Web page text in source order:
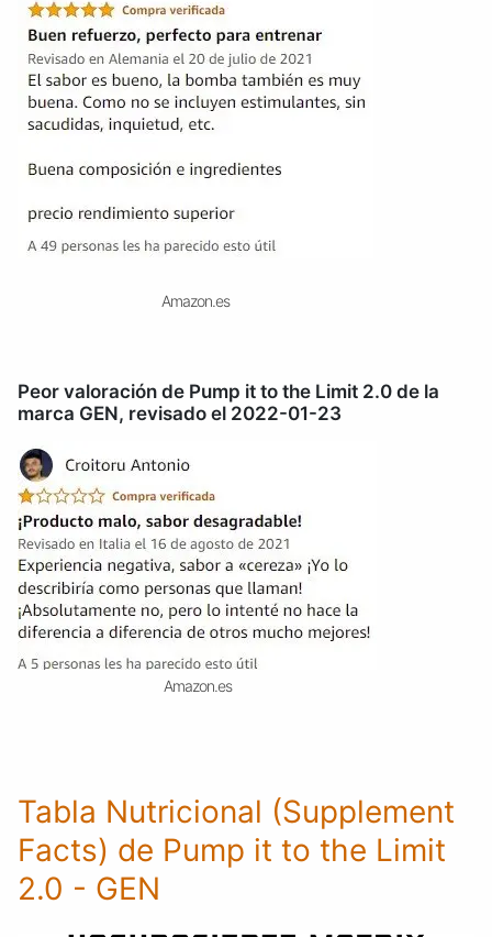
Amazon.es
Peor valoración de Pump it to the Limit 2.0 de la
marca GEN, revisado el 2022-01-23
Amazon.es
Tabla Nutricional (Supplement
Facts) de Pump it to the Limit
2.0 - GEN